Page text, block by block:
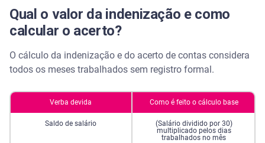
Qual o valor da indenização e como
calcular o acerto?
O cálculo da indenização e do acerto de contas considera
todos os meses trabalhados sem registro formal.
Verba devida Como é feito o cálculo base
Saldo de salário
(Salário dividido por 30)
multiplicado pelos dias
trabalhados no mês